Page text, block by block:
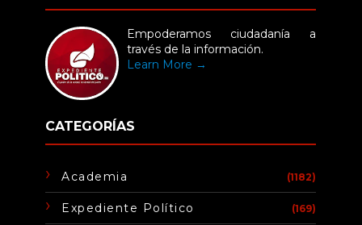
Empoderamos ciudadanía a
través de la información.
Learn More →
CATEGORÍAS
Academia (1182)
Expediente Político (169)